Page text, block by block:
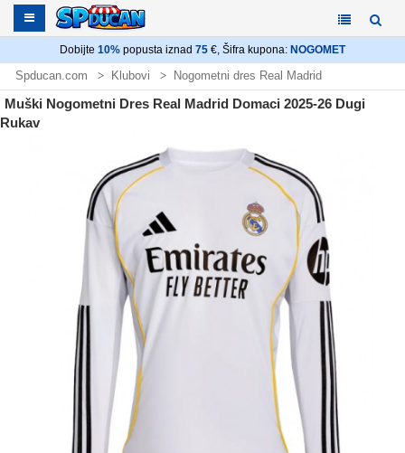
Dobijte 10% popusta iznad 75 €, Šifra kupona: NOGOMET
Spducan.com Klubovi Nogometni dres Real Madrid
Muški Nogometni Dres Real Madrid Domaci 2025-26 Dugi
Rukav